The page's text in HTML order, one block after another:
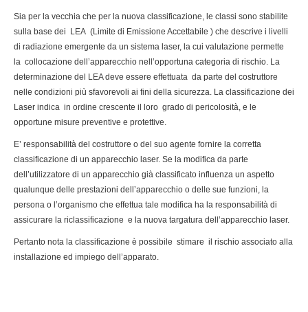
Sia per la vecchia che per la nuova classificazione, le classi sono stabilite
sulla base dei LEA (Limite di Emissione Accettabile ) che descrive i livelli
di radiazione emergente da un sistema laser, la cui valutazione permette
la collocazione dell’apparecchio nell’opportuna categoria di rischio. La
determinazione del LEA deve essere effettuata da parte del costruttore
nelle condizioni più sfavorevoli ai fini della sicurezza. La classificazione dei
Laser indica in ordine crescente il loro grado di pericolosità, e le
opportune misure preventive e protettive.
E’ responsabilità del costruttore o del suo agente fornire la corretta
classificazione di un apparecchio laser. Se la modifica da parte
dell’utilizzatore di un apparecchio già classificato influenza un aspetto
qualunque delle prestazioni dell’apparecchio o delle sue funzioni, la
persona o l’organismo che effettua tale modifica ha la responsabilità di
assicurare la riclassificazione e la nuova targatura dell’apparecchio laser.
Pertanto nota la classificazione è possibile stimare il rischio associato alla
installazione ed impiego dell’apparato.